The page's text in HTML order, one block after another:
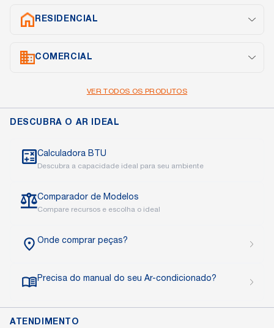
RESIDENCIAL
Cassete
Portátil
COMERCIAL
VER TODOS OS PRODUTOS
DESCUBRA O AR IDEAL
Calculadora BTU
Descubra a capacidade ideal para seu ambiente
Comparador de Modelos
Compare recursos e escolha o ideal
Onde comprar peças?
Precisa do manual do seu Ar-condicionado?
ATENDIMENTO